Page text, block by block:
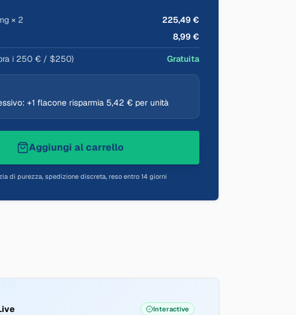
× 2
225,49 €
8,99 €
i 250 € / $250) Gratuita
+1 flacone risparmia 5,42 € per unità
Aggiungi al carrello
di purezza, spedizione discreta, reso entro 14 giorni
Interactive